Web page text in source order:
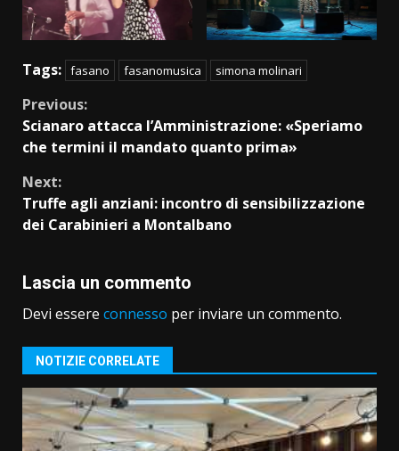
Tags: fasano fasanomusica simona molinari
Continue
Reading
Previous:
Scianaro attacca l’Amministrazione: «Speriamo
che termini il mandato quanto prima»
Next:
Truffe agli anziani: incontro di sensibilizzazione
dei Carabinieri a Montalbano
Lascia un commento
Devi essere connesso per inviare un commento.
NOTIZIE CORRELATE